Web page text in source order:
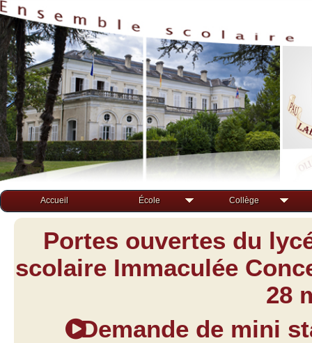
Accueil École Collège
Portes ouvertes du
scolaire Immaculée
28
Demande de mini